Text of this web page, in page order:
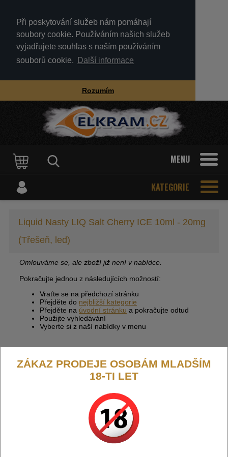
Při poskytování služeb nám pomáhají
soubory cookie. Používáním našich služeb
vyjadřujete souhlas s naším používáním
souborů cookie.
Další informace
Rozumím
MENU
KATEGORIE
Liquid Nasty LIQ Salt Cherry ICE 10ml - 20mg
(Třešeň, led)
Omlouváme se, ale zboží již není v nabídce.
Pokračujte jednou z následujících možností:
Vraťte se na předchozí stránku
Přejděte do nejbližší kategorie
Přejděte na úvodní stránku a pokračujte odtud
Použijte vyhledávání
Vyberte si z naší nabídky v menu
ZÁKAZ PRODEJE OSOBÁM MLADŠÍM
18-TI LET